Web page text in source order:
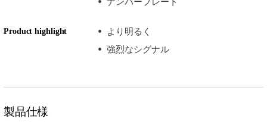
Product highlight
より明るく
強烈なシグナル
製品仕様